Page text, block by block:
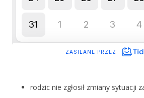
rodzic nie zgłosił zmiany sytuacji